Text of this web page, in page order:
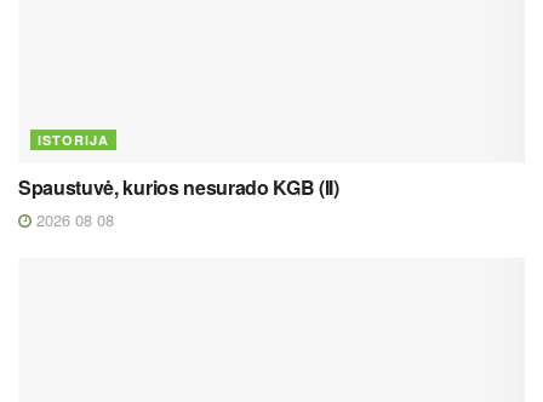
ISTORIJA
Spaustuvė, kurios nesurado KGB (II)
2026 08 08